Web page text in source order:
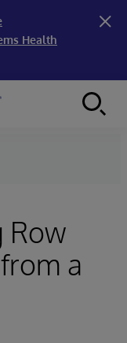
Health
Row
a